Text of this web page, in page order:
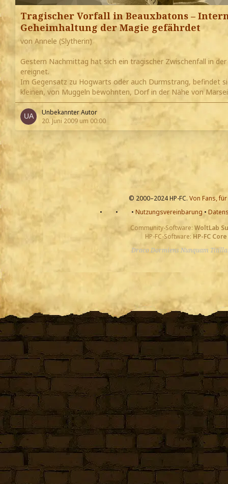
Tragischer Vorfall in Beauxbatons –
Geheimhaltung der Magie gefährdet
von Annele (Slytherin)
Gestern Nachmittag hat sich ein tragischer Zwischenfall in
ereignet.
Im Gegensatz zu Hogwarts oder auch Durmstrang, befindet
kleinen, von Muggeln bewohnten, Dorf in der Nähe von
Unbekannter Autor
20. Juni 2009 um 00:00
© 2000–2024 HP-FC. Von Fans,
•
• • Nutzungsvereinbarung •
Community-Software: WoltLab
HP-FC-Software: HP-FC Core
Draco Dormiens Nunquam